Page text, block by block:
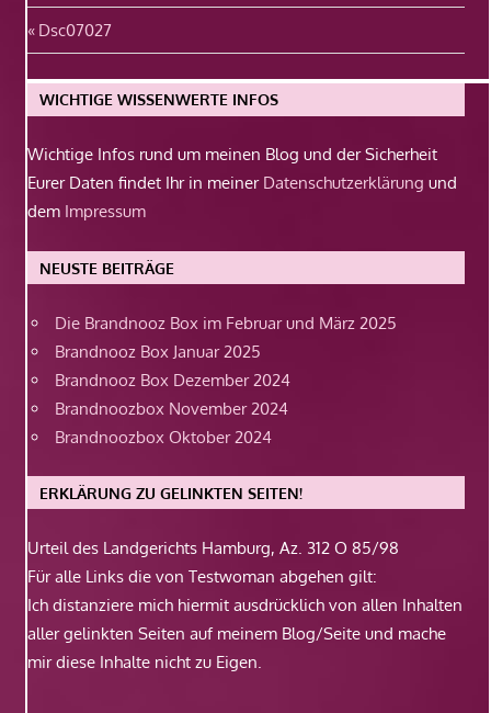
Beitragsnavigation
Vorheriger
Beitrag:
Dsc07027
WICHTIGE WISSENWERTE INFOS
Wichtige Infos rund um meinen Blog und der Sicherheit
Eurer Daten findet Ihr in meiner Datenschutzerklärung und
dem Impressum
NEUSTE BEITRÄGE
Die Brandnooz Box im Februar und März 2025
Brandnooz Box Januar 2025
Brandnooz Box Dezember 2024
Brandnoozbox November 2024
Brandnoozbox Oktober 2024
ERKLÄRUNG ZU GELINKTEN SEITEN!
Urteil des Landgerichts Hamburg, Az. 312 O 85/98
Für alle Links die von Testwoman abgehen gilt:
Ich distanziere mich hiermit ausdrücklich von allen Inhalten
aller gelinkten Seiten auf meinem Blog/Seite und mache
mir diese Inhalte nicht zu Eigen.